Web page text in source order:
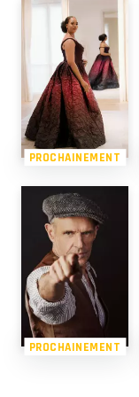
PROCHAINEMENT
PROCHAINEMENT